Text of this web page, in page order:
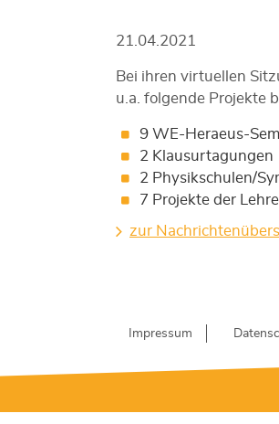
21.04.2021
Bei ihren virtuellen
u.a. folgende Projekte
9 WE-Heraeus-
2 Klausurtagungen
2 Physikschulen/
7 Projekte der
zur
Impressum